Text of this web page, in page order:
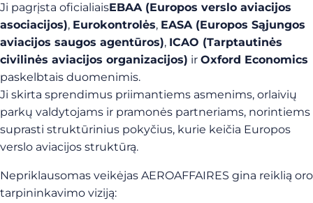
Ji pagrįsta oficialiaisEBAA (Europos verslo aviacijos
asociacijos), Eurokontrolės, EASA (Europos Sąjungos
aviacijos saugos agentūros), ICAO (Tarptautinės
civilinės aviacijos organizacijos) ir Oxford Economics
paskelbtais duomenimis.
Ji skirta sprendimus priimantiems asmenims, orlaivių
parkų valdytojams ir pramonės partneriams, norintiems
suprasti struktūrinius pokyčius, kurie keičia Europos
verslo aviacijos struktūrą.
Nepriklausomas veikėjas AEROAFFAIRES gina reiklią oro
tarpininkavimo viziją: